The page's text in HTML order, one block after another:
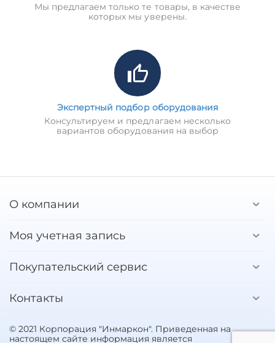
Мы предлагаем только те товары, в качестве
которых мы уверены.
Экспертный подбор оборудования
Консультируем и предлагаем несколько
вариантов оборудования на выбор
О компании
Моя учетная запись
Покупательский сервис
Контакты
© 2021 Корпорация "Инмаркон". Приведенная на
настоящем сайте информация является